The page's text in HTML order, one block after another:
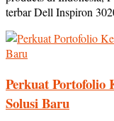
terbar Dell Inspiron
Perkuat Portofolio
Solusi Baru